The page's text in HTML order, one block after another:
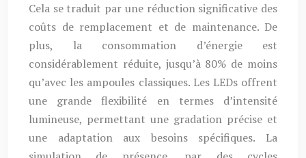
Cela se traduit par une réduction significative des
coûts de remplacement et de maintenance. De
plus, la consommation d’énergie est
considérablement réduite, jusqu’à 80% de moins
qu’avec les ampoules classiques. Les LEDs offrent
une grande flexibilité en termes d’intensité
lumineuse, permettant une gradation précise et
une adaptation aux besoins spécifiques. La